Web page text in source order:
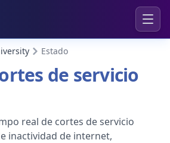
Estado
de servicio
real de cortes de servicio
inactividad de internet,